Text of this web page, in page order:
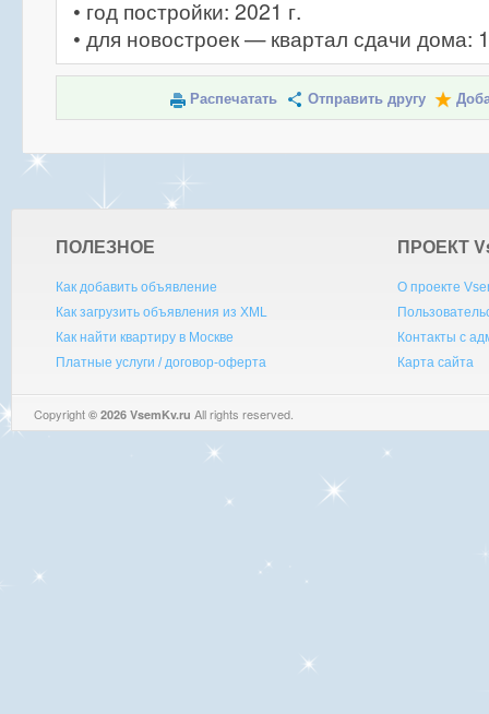
• год постройки: 2021 г.
• для новостроек — квартал сдачи дома: 1
Распечатать Отправить другу
ПОЛЕЗНОЕ
Как добавить объявление
Как загрузить объявления из XML
Как найти квартиру в Москве
Платные услуги / договор-оферта
ПРОЕКТ V
О проекте
Контакты с
Карта сайта
Copyright © 2026 VsemKv.ru All rights reserved.